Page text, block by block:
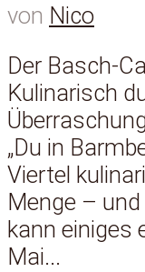
von Nico
Der Basch-
Kulinarisch
„Du in
Viertel
Menge –
kann einiges
Mai...